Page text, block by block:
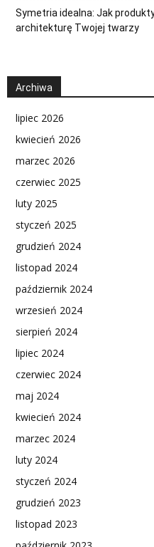
Symetria idealna: Jak
architekturę Twojej twarzy
Archiwa
lipiec 2026
kwiecień 2026
marzec 2026
czerwiec 2025
luty 2025
styczeń 2025
grudzień 2024
listopad 2024
październik 2024
wrzesień 2024
sierpień 2024
lipiec 2024
czerwiec 2024
maj 2024
kwiecień 2024
marzec 2024
luty 2024
styczeń 2024
grudzień 2023
listopad 2023